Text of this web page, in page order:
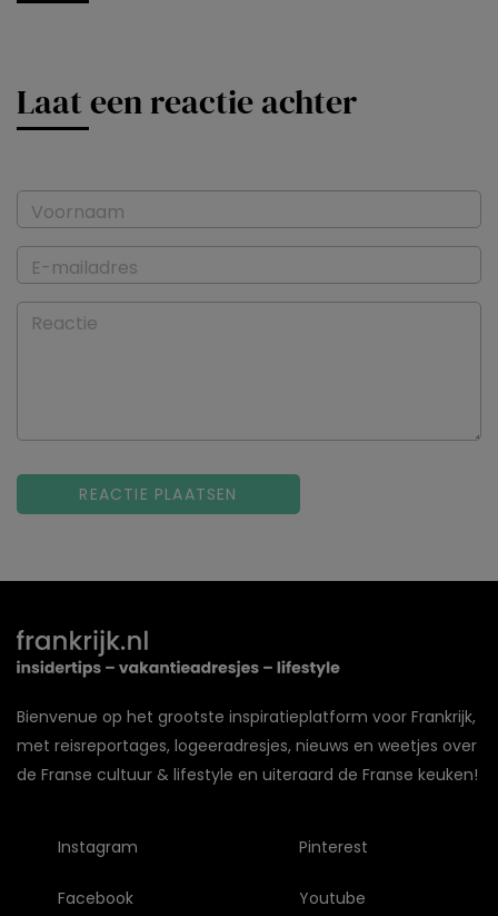
Laat een reactie achter
Voornaam
E-mailadres
Reactie
Bienvenue op het grootste inspiratieplatform voor Frankrijk,
met reisreportages, logeeradresjes, nieuws en weetjes over
de Franse cultuur & lifestyle en uiteraard de Franse keuken!
Instagram
Facebook
Pinterest
Youtube